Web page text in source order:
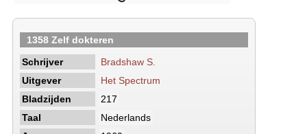
1358 Zelf dokteren
Schrijver
Bradshaw S.
Uitgever
Het Spectrum
Bladzijden
217
Taal
Nederlands